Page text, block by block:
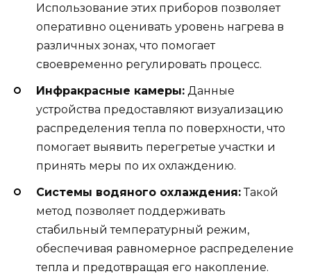
Использование этих приборов позволяет
оперативно оценивать уровень нагрева в
различных зонах, что помогает
своевременно регулировать процесс.
Инфракрасные камеры: Данные
устройства предоставляют визуализацию
распределения тепла по поверхности, что
помогает выявить перегретые участки и
принять меры по их охлаждению.
Системы водяного охлаждения:Такой
метод позволяет поддерживать
стабильный температурный режим,
обеспечивая равномерное распределение
тепла и предотвращая его накопление.